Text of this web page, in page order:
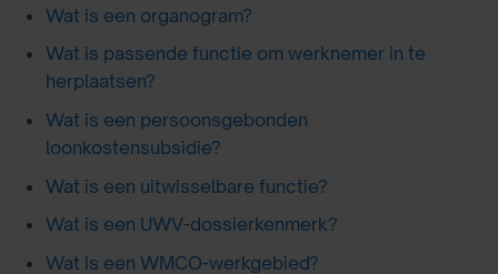
Wat is een organogram?
Wat is passende functie om werknemer in te
herplaatsen?
Wat is een persoonsgebonden
loonkostensubsidie?
Wat is een uitwisselbare functie?
Wat is een UWV-dossierkenmerk?
Wat is een WMCO-werkgebied?